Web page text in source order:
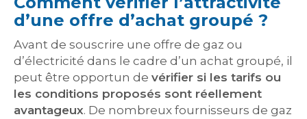
d’une offre d’achat groupé ?
Avant de souscrire une offre de gaz ou
d’électricité dans le cadre d’un achat groupé, il
peut être opportun de vérifier si les tarifs ou
les conditions proposés sont réellement
avantageux. De nombreux fournisseurs de gaz